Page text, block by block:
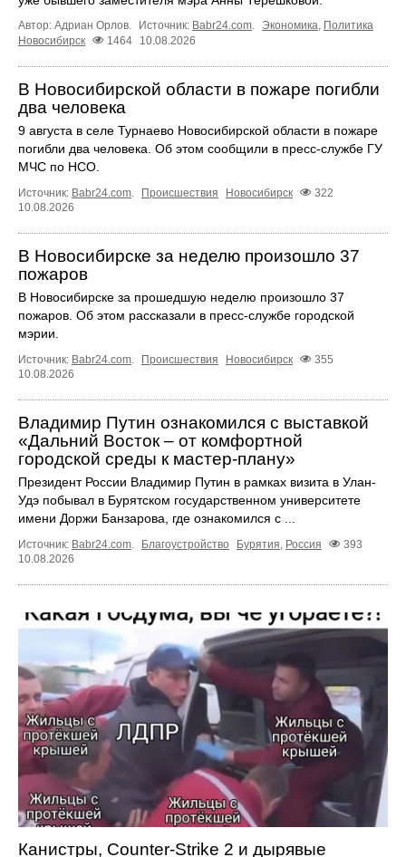
Автор: Адриан Орлов. Источник: Babr24.com. Экономика, Политика
Новосибирск
1464 10.08.2026
В Новосибирской области в пожаре погибли
два человека
9 августа в селе Турнаево Новосибирской области в пожаре
погибли два человека. Об этом сообщили в пресс-службе ГУ
МЧС по НСО.
Источник: Babr24.com. Происшествия Новосибирск
322
10.08.2026
В Новосибирске за неделю произошло 37
пожаров
В Новосибирске за прошедшую неделю произошло 37
пожаров. Об этом рассказали в пресс-службе городской
мэрии.
Источник: Babr24.com. Происшествия Новосибирск
355
10.08.2026
Владимир Путин ознакомился с выставкой
«Дальний Восток – от комфортной
городской среды к мастер-плану»
Президент России Владимир Путин в рамках визита в Улан-
Удэ побывал в Бурятском государственном университете
имени Доржи Банзарова, где ознакомился с ...
Источник: Babr24.com. Благоустройство Бурятия, Россия
393
10.08.2026
Канистры, Counter-Strike 2 и дырявые